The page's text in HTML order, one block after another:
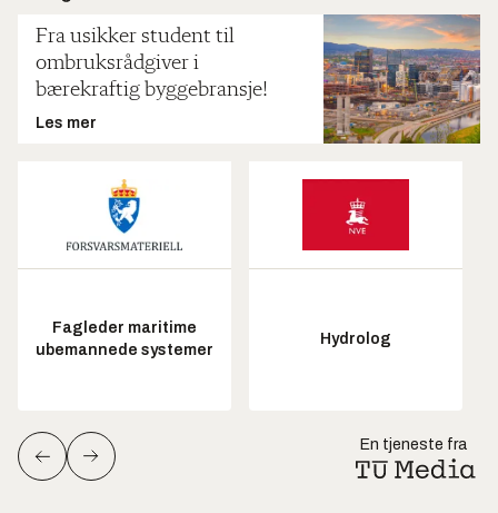
Fra usikker student til
ombruksrådgiver i
bærekraftig byggebransje!
Les mer
Fagleder maritime
ubemannede systemer
Hydrolog
En tjeneste fra